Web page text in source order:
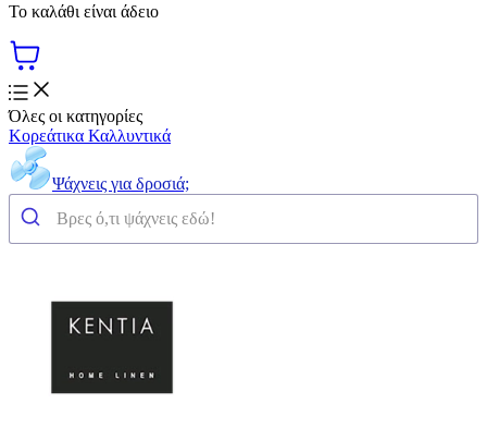
Το καλάθι είναι άδειο
Όλες οι κατηγορίες
Κορεάτικα Καλλυντικά
Ψάχνεις για δροσιά;